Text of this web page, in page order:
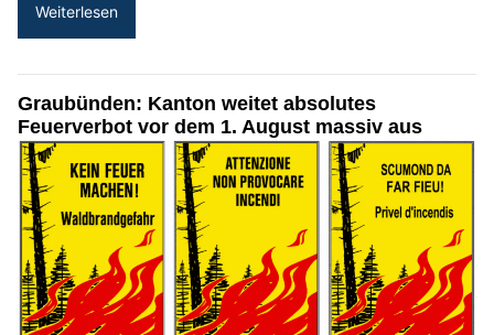
Weiterlesen
Graubünden: Kanton weitet absolutes
Feuerverbot vor dem 1. August massiv aus